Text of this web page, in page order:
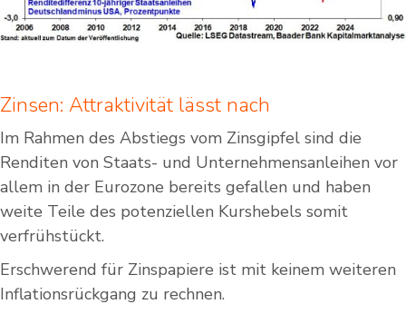
Zinsen: Attraktivität lässt nach
Im Rahmen des Abstiegs vom Zinsgipfel sind die
Renditen von Staats- und Unternehmensanleihen vor
allem in der Eurozone bereits gefallen und haben
weite Teile des potenziellen Kurshebels somit
verfrühstückt.
Erschwerend für Zinspapiere ist mit keinem weiteren
Inflationsrückgang zu rechnen.